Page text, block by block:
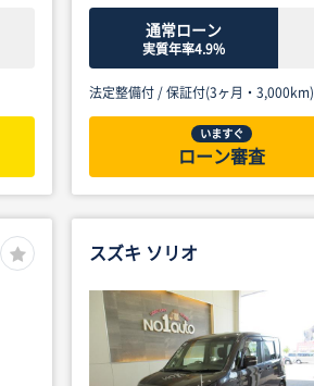
通常ローン
実質年率4.9%
法定整備付 /保証付(3ヶ月・3,000km)
いますぐ
ローン審査
スズキ ソリオ